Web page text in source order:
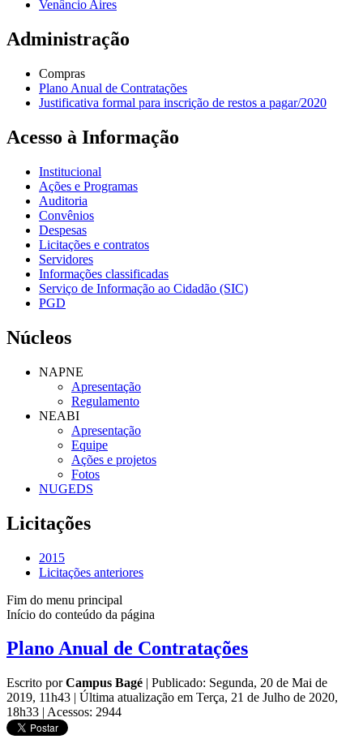
Venâncio Aires
Administração
Compras
Plano Anual de Contratações
Justificativa formal para inscrição de restos a pagar/2020
Acesso à Informação
Institucional
Ações e Programas
Auditoria
Convênios
Despesas
Licitações e contratos
Servidores
Informações classificadas
Serviço de Informação ao Cidadão (SIC)
PGD
Núcleos
NAPNE
Apresentação
Regulamento
NEABI
Apresentação
Equipe
Ações e projetos
Fotos
NUGEDS
Licitações
2015
Licitações anteriores
Fim do menu principal
Início do conteúdo da página
Plano Anual de Contratações
Escrito porCampus Bagé | Publicado: Segunda, 20 de Mai de
2019, 11h43 | Última atualização em Terça, 21 de Julho de 2020,
18h33 | Acessos: 2944